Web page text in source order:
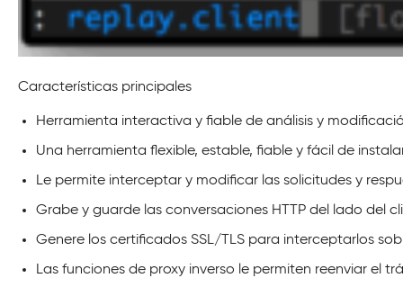
Características principales
Herramienta interactiva y fiable de análisis y
Una herramienta flexible, estable, fiable y fácil de
Le permite interceptar y modificar las solicitudes y
Grabe y guarde las conversaciones HTTP del lado del
Genere los certificados SSL/TLS para interceptarlos
Las funciones de proxy inverso le permiten reenviar el